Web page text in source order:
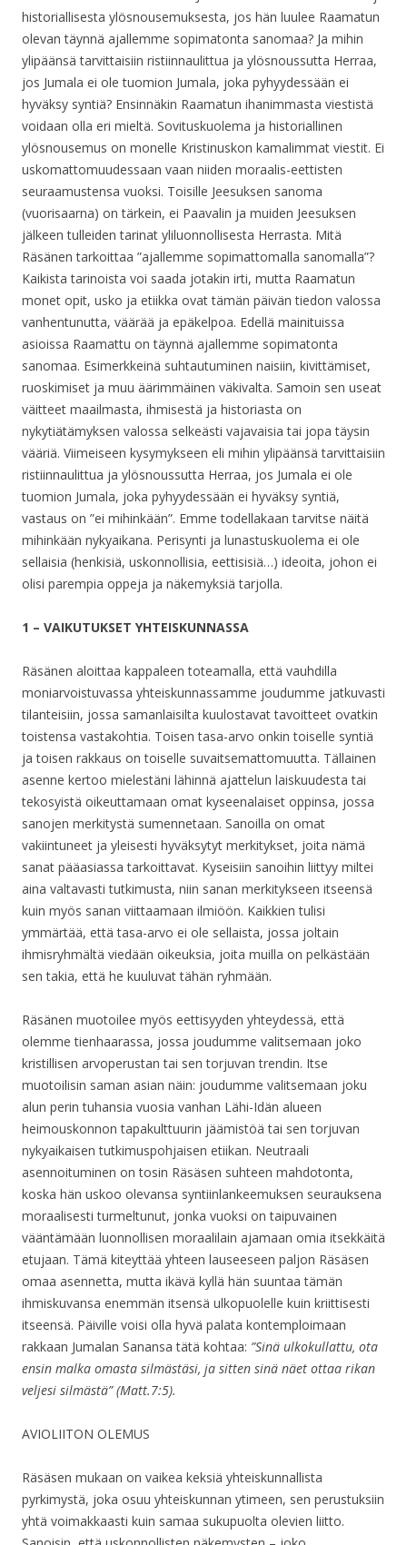
historiallisesta ylösnousemuksesta, jos hän luulee Raamatun
olevan täynnä ajallemme sopimatonta sanomaa? Ja mihin
ylipäänsä tarvittaisiin ristiinnaulittua ja ylösnoussutta Herraa,
jos Jumala ei ole tuomion Jumala, joka pyhyydessään ei
hyväksy syntiä? Ensinnäkin Raamatun ihanimmasta viestistä
voidaan olla eri mieltä. Sovituskuolema ja historiallinen
ylösnousemus on monelle Kristinuskon kamalimmat viestit. Ei
uskomattomuudessaan vaan niiden moraalis-eettisten
seuraamustensa vuoksi. Toisille Jeesuksen sanoma
(vuorisaarna) on tärkein, ei Paavalin ja muiden Jeesuksen
jälkeen tulleiden tarinat yliluonnollisesta Herrasta. Mitä
Räsänen tarkoittaa ”ajallemme sopimattomalla sanomalla”?
Kaikista tarinoista voi saada jotakin irti, mutta Raamatun
monet opit, usko ja etiikka ovat tämän päivän tiedon valossa
vanhentunutta, väärää ja epäkelpoa. Edellä mainituissa
asioissa Raamattu on täynnä ajallemme sopimatonta
sanomaa. Esimerkkeinä suhtautuminen naisiin, kivittämiset,
ruoskimiset ja muu äärimmäinen väkivalta. Samoin sen useat
väitteet maailmasta, ihmisestä ja historiasta on
nykytiätämyksen valossa selkeästi vajavaisia tai jopa täysin
vääriä. Viimeiseen kysymykseen eli mihin ylipäänsä tarvittaisiin
ristiinnaulittua ja ylösnoussutta Herraa, jos Jumala ei ole
tuomion Jumala, joka pyhyydessään ei hyväksy syntiä,
vastaus on ”ei mihinkään”. Emme todellakaan tarvitse näitä
mihinkään nykyaikana. Perisynti ja lunastuskuolema ei ole
sellaisia (henkisiä, uskonnollisia, eettisisiä…) ideoita, johon ei
olisi parempia oppeja ja näkemyksiä tarjolla.
1 – VAIKUTUKSET YHTEISKUNNASSA
Räsänen aloittaa kappaleen toteamalla, että vauhdilla
moniarvoistuvassa yhteiskunnassamme joudumme jatkuvasti
tilanteisiin, jossa samanlaisilta kuulostavat tavoitteet ovatkin
toistensa vastakohtia. Toisen tasa-arvo onkin toiselle syntiä
ja toisen rakkaus on toiselle suvaitsemattomuutta. Tällainen
asenne kertoo mielestäni lähinnä ajattelun laiskuudesta tai
tekosyistä oikeuttamaan omat kyseenalaiset oppinsa, jossa
sanojen merkitystä sumennetaan. Sanoilla on omat
vakiintuneet ja yleisesti hyväksytyt merkitykset, joita nämä
sanat pääasiassa tarkoittavat. Kyseisiin sanoihin liittyy miltei
aina valtavasti tutkimusta, niin sanan merkitykseen itseensä
kuin myös sanan viittaamaan ilmiöön. Kaikkien tulisi
ymmärtää, että tasa-arvo ei ole sellaista, jossa joltain
ihmisryhmältä viedään oikeuksia, joita muilla on pelkästään
sen takia, että he kuuluvat tähän ryhmään.
Räsänen muotoilee myös eettisyyden yhteydessä, että
olemme tienhaarassa, jossa joudumme valitsemaan joko
kristillisen arvoperustan tai sen torjuvan trendin. Itse
muotoilisin saman asian näin: joudumme valitsemaan joku
alun perin tuhansia vuosia vanhan Lähi-Idän alueen
heimouskonnon tapakulttuurin jäämistöä tai sen torjuvan
nykyaikaisen tutkimuspohjaisen etiikan. Neutraali
asennoituminen on tosin Räsäsen suhteen mahdotonta,
koska hän uskoo olevansa syntiinlankeemuksen seurauksena
moraalisesti turmeltunut, jonka vuoksi on taipuvainen
vääntämään luonnollisen moraalilain ajamaan omia itsekkäitä
etujaan. Tämä kiteyttää yhteen lauseeseen paljon Räsäsen
omaa asennetta, mutta ikävä kyllä hän suuntaa tämän
ihmiskuvansa enemmän itsensä ulkopuolelle kuin kriittisesti
itseensä. Päiville voisi olla hyvä palata kontemploimaan
rakkaan Jumalan Sanansa tätä kohtaa: ”Sinä ulkokullattu, ota
ensin malka omasta silmästäsi, ja sitten sinä näet ottaa rikan
veljesi silmästä” (Matt.7:5).
AVIOLIITON OLEMUS
Räsäsen mukaan on vaikea keksiä yhteiskunnallista
pyrkimystä, joka osuu yhteiskunnan ytimeen, sen perustuksiin
yhtä voimakkaasti kuin samaa sukupuolta olevien liitto.